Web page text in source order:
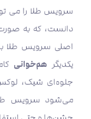
سرویس طلا را می
دانست، که به
اصلی سرویس طلا
یکدیگر هم‌خوانی
جلوه‌ای شیک،
می‌شود سرویس طلا